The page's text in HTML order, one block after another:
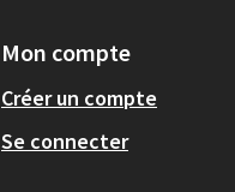
Mon compte
Créer un compte
Se connecter